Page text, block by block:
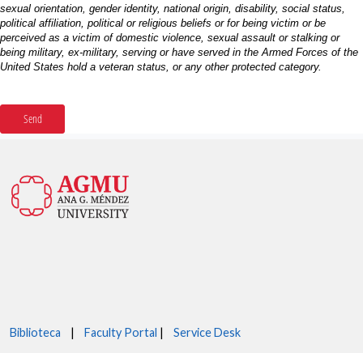
Biblioteca | Faculty Portal | Service Desk